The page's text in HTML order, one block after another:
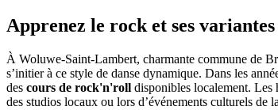
Apprenez le rock et ses
À Woluwe-Saint-Lambert, charmante commune de
s’initier à ce style de danse dynamique. Dans les
des cours de rock'n'roll disponibles localement. Les
des studios locaux ou lors d’événements culturels de